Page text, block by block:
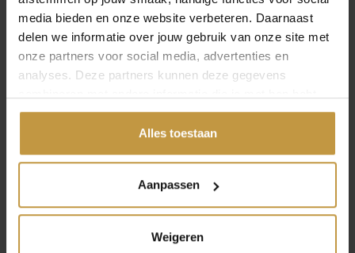
media bieden en onze website verbeteren. Daarnaast
delen we informatie over jouw gebruik van onze site met
onze partners voor social media, advertenties en
analyses. Deze partners kunnen deze gegevens
gedeeld of die ze hebben verzameld via jouw gebruik van
Alles toestaan
Aanpassen
Weigeren
154,95
SPARKLING JEWELS
BUTTERFLY PUSH
BACK ZILVER …
OORSTEKERS BOTANIC
PUSH BACK ZILVER
EA…